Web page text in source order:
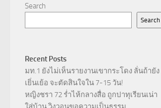
Search
Search
Recent Posts
มท.1 ยังไม่เห็นรายงานเขากระโดง ลั่นถ้ายัง
เยิ่นเย้อ จะตัดสินใจใน 7-15 วัน!
หญิงชรา 72 ร่ำไห้กลางสื่อ ถูกปาทุเรียนเน่า